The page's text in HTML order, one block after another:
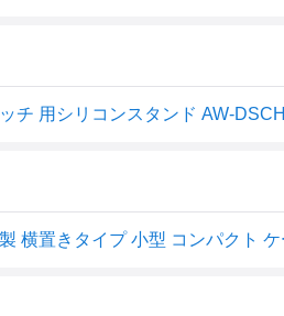
チ 用シリコンスタンド AW-